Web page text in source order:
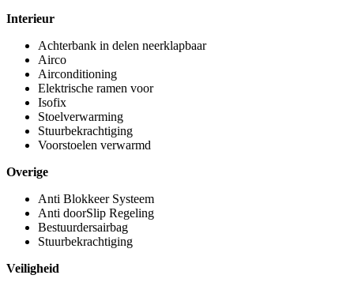
Interieur
Achterbank in delen neerklapbaar
Airco
Airconditioning
Elektrische ramen voor
Isofix
Stoelverwarming
Stuurbekrachtiging
Voorstoelen verwarmd
Overige
Anti Blokkeer Systeem
Anti doorSlip Regeling
Bestuurdersairbag
Stuurbekrachtiging
Veiligheid